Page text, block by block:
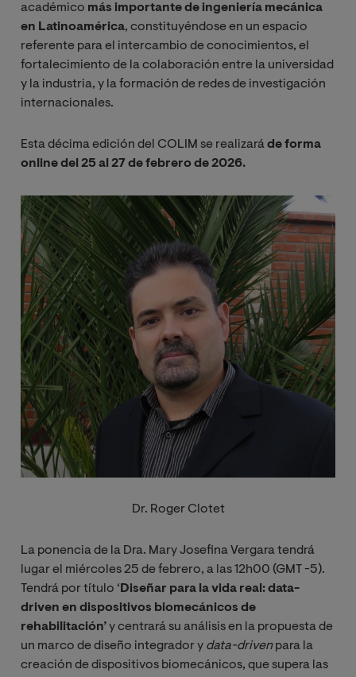
académico más importante de ingeniería mecánica
en Latinoamérica, constituyéndose en un espacio
referente para el intercambio de conocimientos, el
fortalecimiento de la colaboración entre la universidad
y la industria, y la formación de redes de investigación
internacionales.
Esta décima edición del COLIM se realizaráde forma
online del 25 al 27 de febrero de 2026.
Imagen
Dr. Roger Clotet
La ponencia de la Dra. Mary Josefina Vergara tendrá
lugar el miércoles 25 de febrero, a las 12h00 (GMT -5).
Tendrá por título ‘ Diseñar para la vida real: data-
driven en dispositivos biomecánicos de
rehabilitación’y centrará su análisis en la propuesta de
un marco de diseño integrador y data-drivenpara la
creación de dispositivos biomecánicos, que supera las